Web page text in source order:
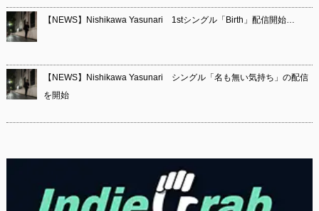
【NEWS】Nishikawa Yasunari 1stシングル「Birth」配信開始…
【NEWS】Nishikawa Yasunari シングル「名も無い気持ち」の配信
を開始